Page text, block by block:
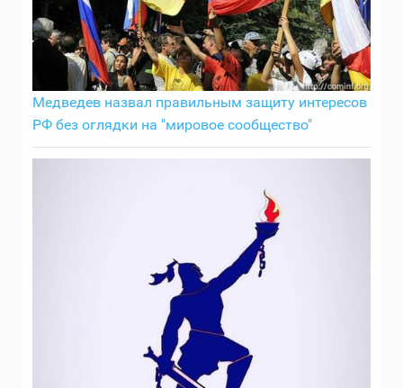
Медведев назвал правильным защиту интересов
РФ без оглядки на "мировое сообщество"